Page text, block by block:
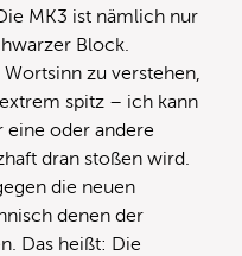
MK3 ist nämlich nur
Block.
Wortsinn zu verstehen,
spitz – ich kann
eine oder andere
dran stoßen wird.
die neuen
denen der
Das heißt: Die